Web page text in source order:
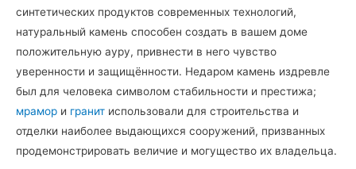
синтетических продуктов современных технологий,
натуральный камень способен создать в вашем доме
положительную ауру, привнести в него чувство
уверенности и защищённости. Недаром камень издревле
был для человека символом стабильности и престижа;
мрамор и гранит использовали для строительства и
отделки наиболее выдающихся сооружений, призванных
продемонстрировать величие и могущество их владельца.